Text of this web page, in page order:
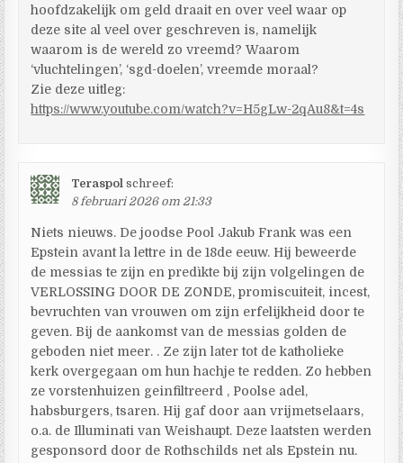
hoofdzakelijk om geld draait en over veel waar op
deze site al veel over geschreven is, namelijk
waarom is de wereld zo vreemd? Waarom
‘vluchtelingen’, ‘sgd-doelen’, vreemde moraal?
Zie deze uitleg:
https://www.youtube.com/watch?v=H5gLw-2qAu8&t=4s
Teraspol schreef:
8 februari 2026 om 21:33
Niets nieuws. De joodse Pool Jakub Frank was een
Epstein avant la lettre in de 18de eeuw. Hij beweerde
de messias te zijn en predìkte bij zijn volgelingen de
VERLOSSING DOOR DE ZONDE, promiscuiteit, incest,
bevruchten van vrouwen om zijn erfelijkheid door te
geven. Bij de aankomst van de messias golden de
geboden niet meer. . Ze zijn later tot de katholieke
kerk overgegaan om hun hachje te redden. Zo hebben
ze vorstenhuizen geinfiltreerd , Poolse adel,
habsburgers, tsaren. Hij gaf door aan vrijmetselaars,
o.a. de Illuminati van Weishaupt. Deze laatsten werden
gesponsord door de Rothschilds net als Epstein nu.